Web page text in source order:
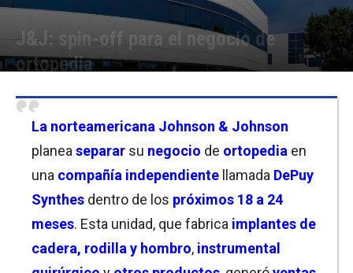
J&J: spin-off para el negocio de
ortopedia
La norteamericana Johnson & Johnson
planea separar su negocio de ortopedia en
una compañía independiente llamada DePuy
Synthes dentro de los próximos 18 a 24
meses. Esta unidad, que fabrica implantes de
cadera, rodilla y hombro, instrumental